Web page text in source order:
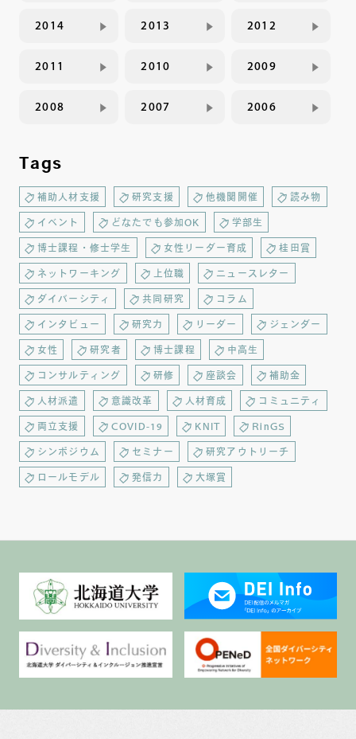
2014 2013 2012
2011 2010 2009
2008 2007 2006
Tags
補助人材支援 研究支援 他機関開催 読み物
イベント どなたでも参加OK 学部生
博士課程・修士学生 女性リーダー育成 桂田賞
ネットワーキング 上位職 ニュースレター
ダイバーシティ 共同研究 コラム
インタビュー 研究力 リーダー ジェンダー
女性 研究者 博士課程 中高生
コンサルティング 研修 座談会 補助金
人材派遣 意識改革 人材育成 コミュニティ
両立支援 COVID-19 KNIT RinGS
シンポジウム セミナー 研究アウトリーチ
ロールモデル 発信力 大塚賞